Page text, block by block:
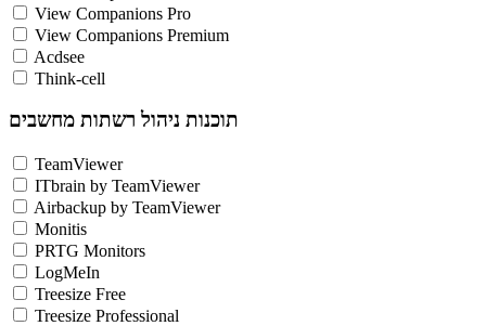
View Companions Pro
View Companions Premium
Acdsee
Think-cell
תוכנות ניהול רשתות מחשבים
TeamViewer
ITbrain by TeamViewer
Airbackup by TeamViewer
Monitis
PRTG Monitors
LogMeIn
Treesize Free
Treesize Professional